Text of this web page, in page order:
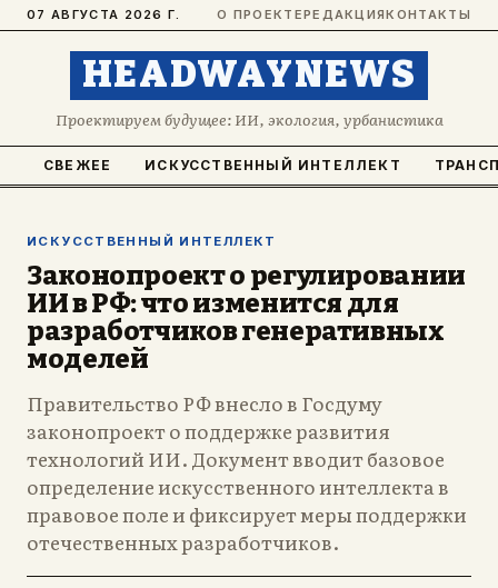
07 АВГУСТА 2026 Г. О ПРОЕКТЕРЕДАКЦИЯКОНТАКТЫ
HEADWAYNEWS
Проектируем будущее: ИИ, экология, урбанистика
СВЕЖЕЕ ИСКУССТВЕННЫЙ ИНТЕЛЛЕКТ
ИСКУССТВЕННЫЙ ИНТЕЛЛЕКТ
Законопроект о регулировании
ИИ в РФ: что изменится для
разработчиков генеративных
моделей
Правительство РФ внесло в Госдуму
законопроект о поддержке развития
технологий ИИ. Документ вводит базовое
определение искусственного интеллекта в
правовое поле и фиксирует меры поддержки
отечественных разработчиков.